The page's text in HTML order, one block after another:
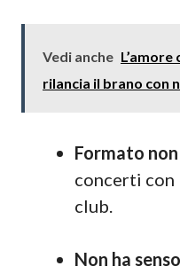
Vedi anche
rilancia il brano con
Formato
concerti con
club.
Non ha